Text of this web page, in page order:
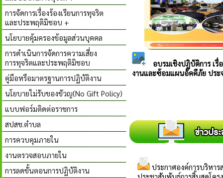
การจัดการเรื่องร้องเรียนการทุจริต
และประพฤติมิชอบ +
นโยบายคุ้มครองข้อมูลส่วนบุคคล
การดำเนินการจัดการความเสี่ยง
การทุจริตและประพฤติมิชอบ
คู่มือหรือมาตรฐานการปฏิบัติงาน
นโยบายไม่รับของขัวญ(No Gift Policy)
แบบฟอร์มติดต่อราชการ
สปสช.ตำบล
การควบคุมภายใน
งานตรวจสอบภายใน
การลดขั้นตอนการปฏิบัติงาน